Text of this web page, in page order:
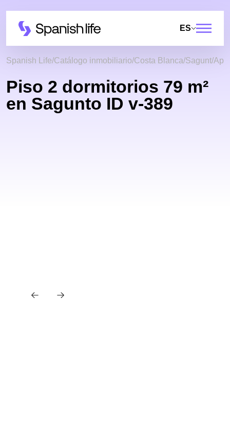
ES
Spanish Life Catálogo inmobiliario Costa Blanca Sagunt
Piso 2 dormitorios 79 m²
en Sagunto ID v-389